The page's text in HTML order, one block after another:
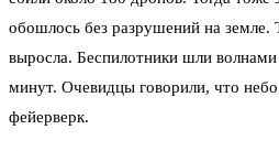
обошлось без разрушений на земле.
выросла. Беспилотники шли
минут. Очевидцы говорили, что
фейерверк.